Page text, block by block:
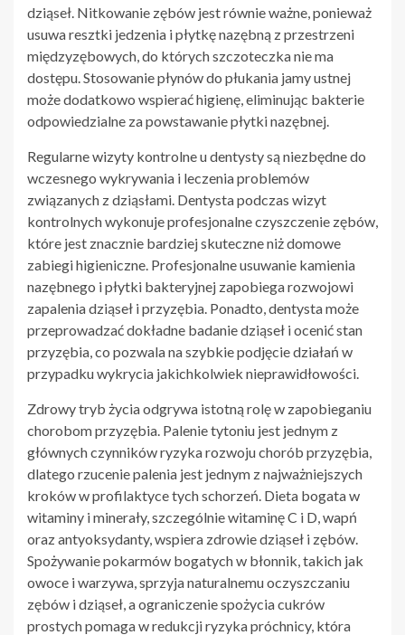
dziąseł. Nitkowanie zębów jest równie ważne, ponieważ
usuwa resztki jedzenia i płytkę nazębną z przestrzeni
międzyzębowych, do których szczoteczka nie ma
dostępu. Stosowanie płynów do płukania jamy ustnej
może dodatkowo wspierać higienę, eliminując bakterie
odpowiedzialne za powstawanie płytki nazębnej.
Regularne wizyty kontrolne u dentysty są niezbędne do
wczesnego wykrywania i leczenia problemów
związanych z dziąsłami. Dentysta podczas wizyt
kontrolnych wykonuje profesjonalne czyszczenie zębów,
które jest znacznie bardziej skuteczne niż domowe
zabiegi higieniczne. Profesjonalne usuwanie kamienia
nazębnego i płytki bakteryjnej zapobiega rozwojowi
zapalenia dziąseł i przyzębia. Ponadto, dentysta może
przeprowadzać dokładne badanie dziąseł i ocenić stan
przyzębia, co pozwala na szybkie podjęcie działań w
przypadku wykrycia jakichkolwiek nieprawidłowości.
Zdrowy tryb życia odgrywa istotną rolę w zapobieganiu
chorobom przyzębia. Palenie tytoniu jest jednym z
głównych czynników ryzyka rozwoju chorób przyzębia,
dlatego rzucenie palenia jest jednym z najważniejszych
kroków w profilaktyce tych schorzeń. Dieta bogata w
witaminy i minerały, szczególnie witaminę C i D, wapń
oraz antyoksydanty, wspiera zdrowie dziąseł i zębów.
Spożywanie pokarmów bogatych w błonnik, takich jak
owoce i warzywa, sprzyja naturalnemu oczyszczaniu
zębów i dziąseł, a ograniczenie spożycia cukrów
prostych pomaga w redukcji ryzyka próchnicy, która